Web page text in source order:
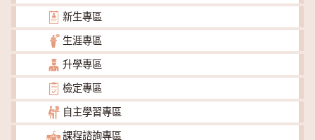
新生專區
生涯專區
升學專區
檢定專區
自主學習專區
課程諮詢專區